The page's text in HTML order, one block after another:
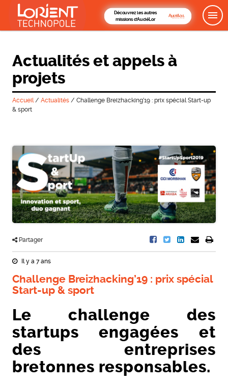
Découvrez les autres
missions d'AudéLor
Actualités et appels à
projets
Accueil/ Actualités/ Challenge Breizhacking’19 : prix spécial Start-up
& sport
Partager
Il y a 7 ans
Challenge Breizhacking’19 : prix spécial
Start-up & sport
Le challenge des
startups engagées et
des entreprises
bretonnes responsables.